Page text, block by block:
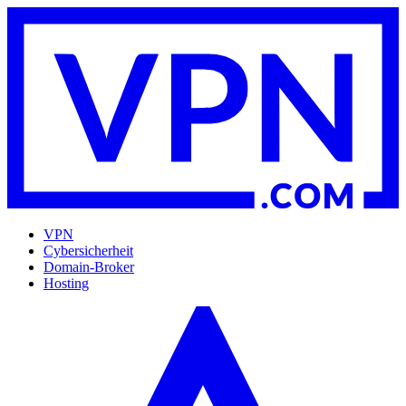
VPN
Cybersicherheit
Domain-Broker
Hosting